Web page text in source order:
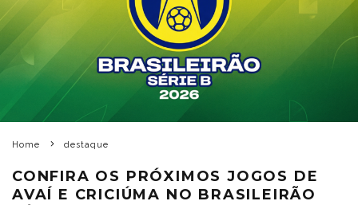
Home destaque
CONFIRA OS PRÓXIMOS JOGOS DE
AVAÍ E CRICIÚMA NO BRASILEIRÃO